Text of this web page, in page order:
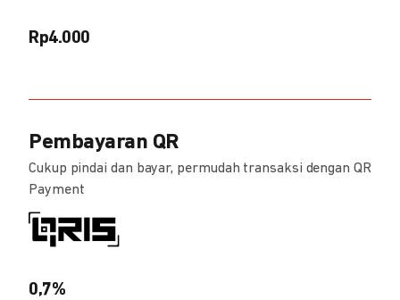
Rp4.000
Pembayaran QR
Cukup pindai dan bayar, permudah transaksi dengan QR
Payment
0,7%